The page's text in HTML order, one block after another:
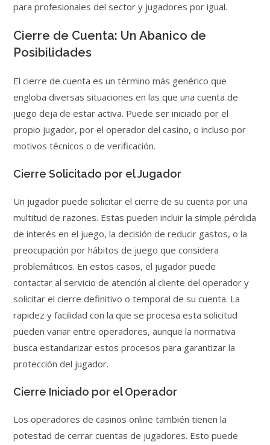
para profesionales del sector y jugadores por igual.
Cierre de Cuenta: Un Abanico de
Posibilidades
El cierre de cuenta es un término más genérico que
engloba diversas situaciones en las que una cuenta de
juego deja de estar activa. Puede ser iniciado por el
propio jugador, por el operador del casino, o incluso por
motivos técnicos o de verificación.
Cierre Solicitado por el Jugador
Un jugador puede solicitar el cierre de su cuenta por una
multitud de razones. Estas pueden incluir la simple pérdida
de interés en el juego, la decisión de reducir gastos, o la
preocupación por hábitos de juego que considera
problemáticos. En estos casos, el jugador puede
contactar al servicio de atención al cliente del operador y
solicitar el cierre definitivo o temporal de su cuenta. La
rapidez y facilidad con la que se procesa esta solicitud
pueden variar entre operadores, aunque la normativa
busca estandarizar estos procesos para garantizar la
protección del jugador.
Cierre Iniciado por el Operador
Los operadores de casinos online también tienen la
potestad de cerrar cuentas de jugadores. Esto puede